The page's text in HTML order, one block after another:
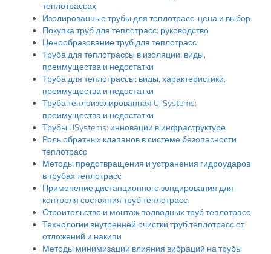
теплотрассах
Изолированные трубы для теплотрасс: цена и выбор
Покупка труб для теплотрасс: руководство
Ценообразование труб для теплотрасс
Труба для теплотрассы в изоляции: виды,
преимущества и недостатки
Труба для теплотрассы: виды, характеристики,
преимущества и недостатки
Труба теплоизолированная U-Systems:
преимущества и недостатки
Трубы USystems: инновации в инфраструктуре
Роль обратных клапанов в системе безопасности
теплотрасс
Методы предотвращения и устранения гидроударов
в трубах теплотрасс
Применение дистанционного зондирования для
контроля состояния труб теплотрасс
Строительство и монтаж подводных труб теплотрасс
Технологии внутренней очистки труб теплотрасс от
отложений и накипи
Методы минимизации влияния вибраций на трубы